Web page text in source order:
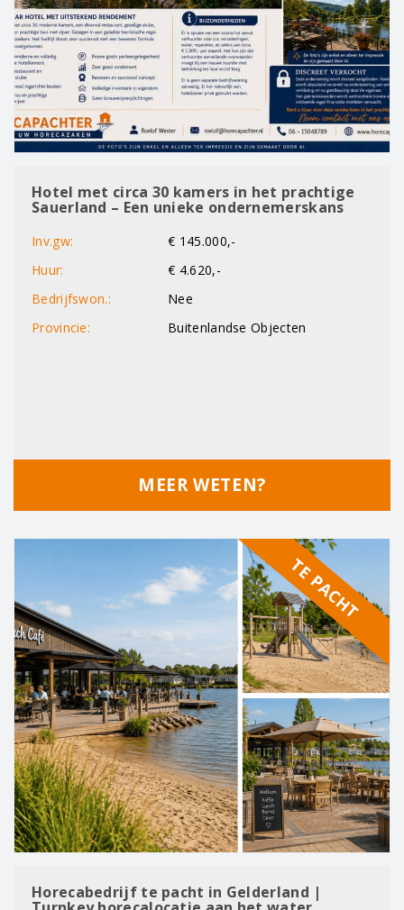
Hotel met circa 30 kamers in het prachtige
Sauerland – Een unieke ondernemerskans
Inv.gw:
€ 145.000,-
Huur:
€ 4.620,-
Bedrijfswon.:
Nee
Provincie:
Buitenlandse Objecten
MEER WETEN?
TE PACHT
Horecabedrijf te pacht in Gelderland |